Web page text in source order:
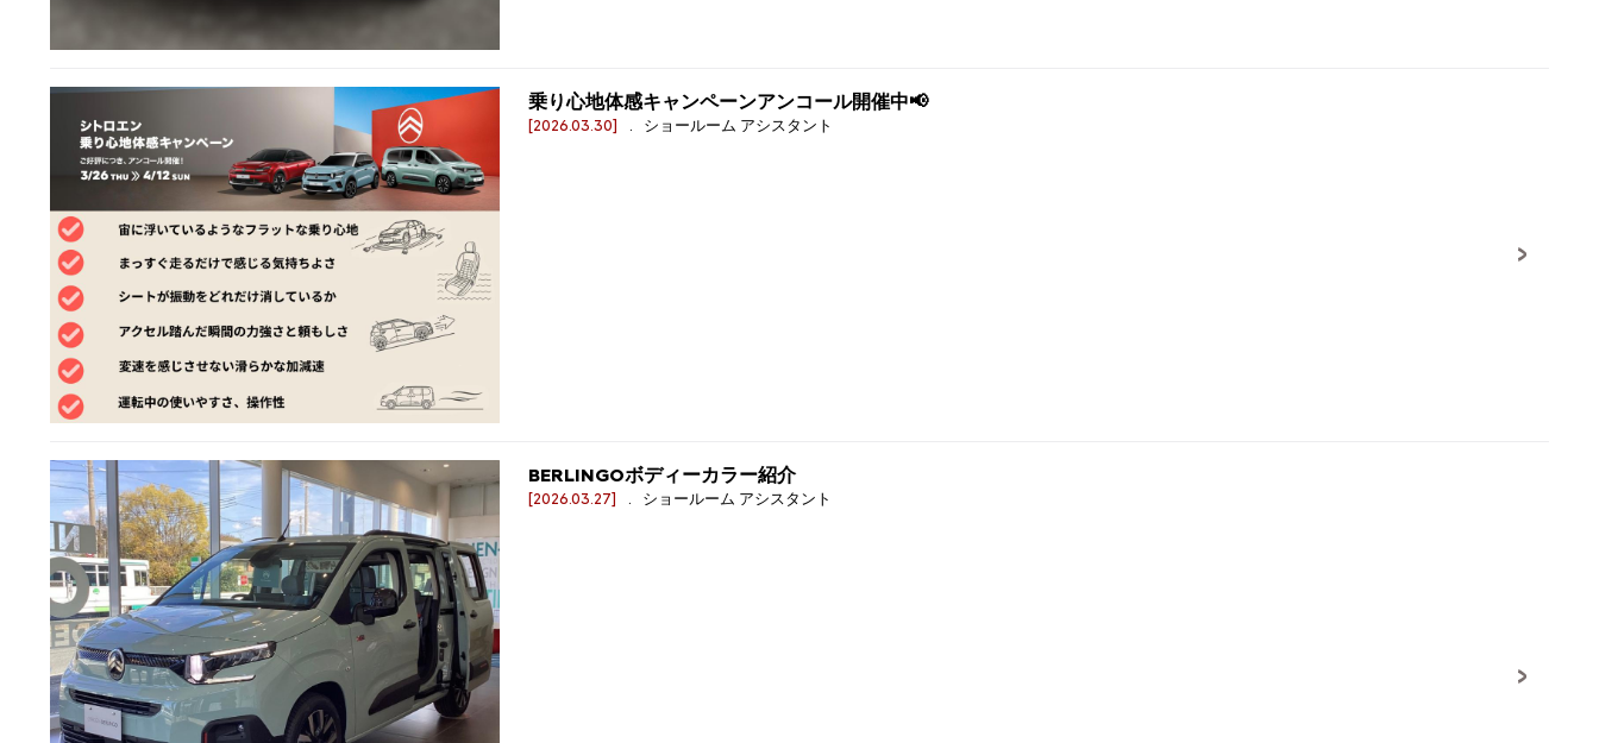
乗り心地体感キャンペーンアンコール開催中📢
[2026.03.30] . ショールーム アシスタント
BERLINGOボディーカラー紹介
[2026.03.27] . ショールーム アシスタント